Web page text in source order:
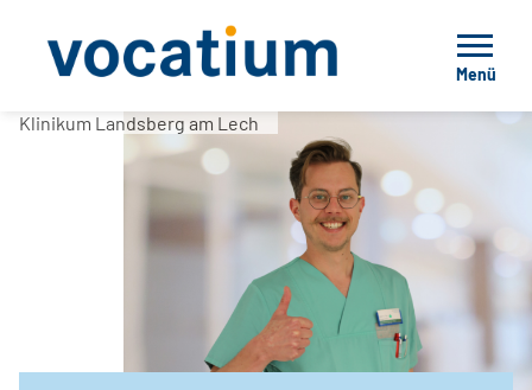
Menü
Klinikum Landsberg am Lech